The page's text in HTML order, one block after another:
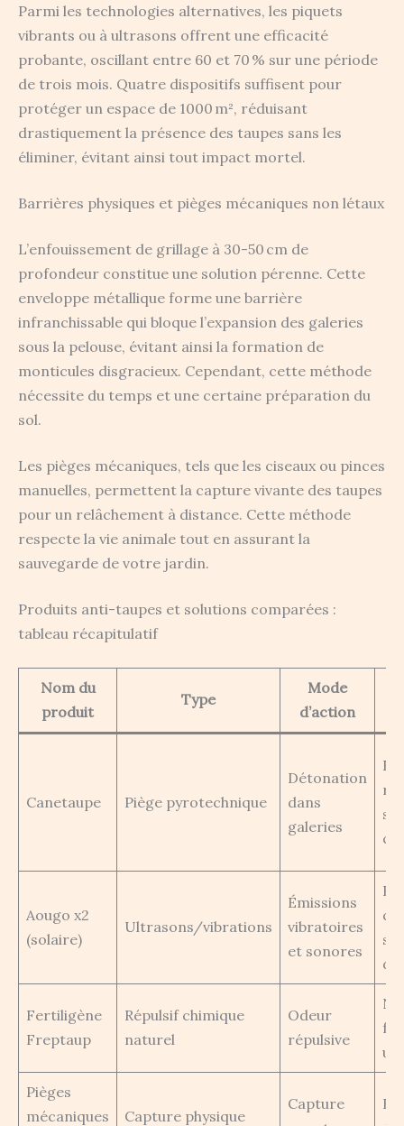
Parmi les technologies alternatives, les piquets
vibrants ou à ultrasons offrent une efficacité
probante, oscillant entre 60 et 70 % sur une période
de trois mois. Quatre dispositifs suffisent pour
protéger un espace de 1000 m², réduisant
drastiquement la présence des taupes sans les
éliminer, évitant ainsi tout impact mortel.
Barrières physiques et pièges mécaniques non létaux
L’enfouissement de grillage à 30-50 cm de
profondeur constitue une solution pérenne. Cette
enveloppe métallique forme une barrière
infranchissable qui bloque l’expansion des galeries
sous la pelouse, évitant ainsi la formation de
monticules disgracieux. Cependant, cette méthode
nécessite du temps et une certaine préparation du
sol.
Les pièges mécaniques, tels que les ciseaux ou pinces
manuelles, permettent la capture vivante des taupes
pour un relâchement à distance. Cette méthode
respecte la vie animale tout en assurant la
sauvegarde de votre jardin.
Produits anti-taupes et solutions comparées :
tableau récapitulatif
Nom du
produit
Type
Mode
d’action
Canetaupe Piège pyrotechnique
Détonation
dans
galeries
Aougo x2
(solaire)
Ultrasons/vibrations
Émissions
vibratoires
et sonores
Fertiligène
Freptaup
Répulsif chimique
naturel
Odeur
répulsive
Pièges
mécaniques
Capture physique
Capture